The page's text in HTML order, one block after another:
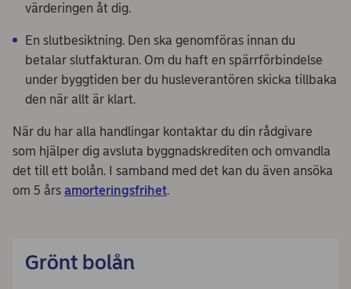
värderingen åt dig.
En slutbesiktning. Den ska genomföras innan du
betalar slutfakturan. Om du haft en spärrförbindelse
under byggtiden ber du husleverantören skicka tillbaka
den när allt är klart.
När du har alla handlingar kontaktar du din rådgivare
som hjälper dig avsluta byggnadskrediten och omvandla
det till ett bolån. I samband med det kan du även ansöka
om 5 års amorteringsfrihet.
Grönt bolån